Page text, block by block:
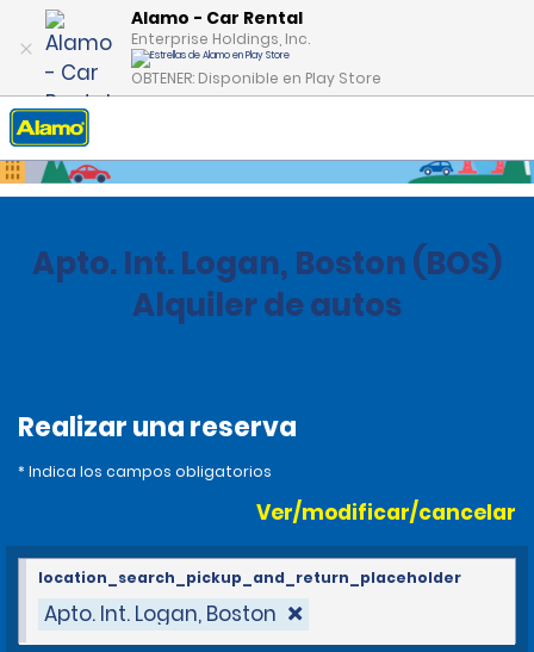
Alamo - Car Rental
Enterprise Holdings, Inc.
OBTENER: Disponible en Play Store
Inicio Oficinas Massachusetts
Apto. Int. Logan, Boston (BOS)
Alquiler de autos
Realizar una reserva
* Indica los campos obligatorios
Ver/modificar/cancelar
Apto. Int. Logan, Boston
location_search_pickup_and_return_placeholder